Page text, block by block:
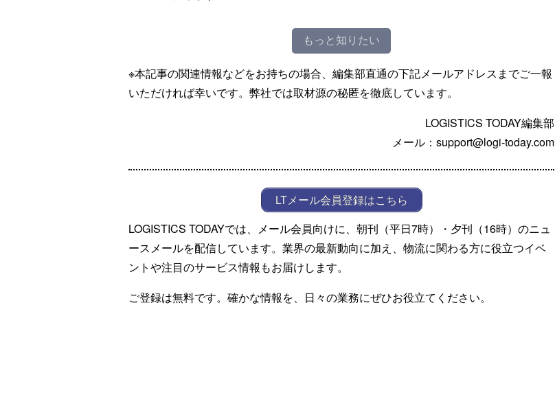
もっと知りたい
※本記事の関連情報などをお持ちの場合、編集部直通の下記メールアドレスまでご一報
いただければ幸いです。弊社では取材源の秘匿を徹底しています。
LOGISTICS TODAY編集部
メール：support@logi-today.com
LTメール会員登録はこちら
LOGISTICS TODAYでは、メール会員向けに、朝刊（平日7時）・夕刊（16時）のニュ
ースメールを配信しています。業界の最新動向に加え、物流に関わる方に役立つイベ
ントや注目のサービス情報もお届けします。
ご登録は無料です。確かな情報を、日々の業務にぜひお役立てください。